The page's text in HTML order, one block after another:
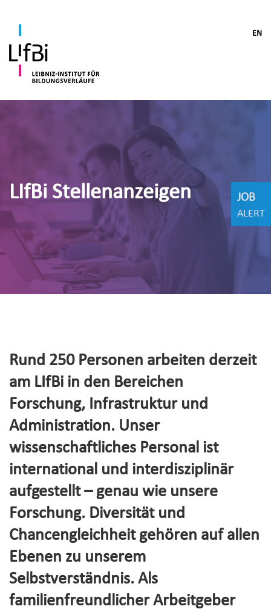
EN
LIfBi Stellenanzeigen
Rund 250 Personen arbeiten derzeit
am LIfBi in den Bereichen
Forschung, Infrastruktur und
Administration. Unser
wissenschaftliches Personal ist
international und interdisziplinär
aufgestellt – genau wie unsere
Forschung. Diversität und
Chancengleichheit gehören auf allen
Ebenen zu unserem
Selbstverständnis. Als
familienfreundlicher Arbeitgeber
JOB
ALERT